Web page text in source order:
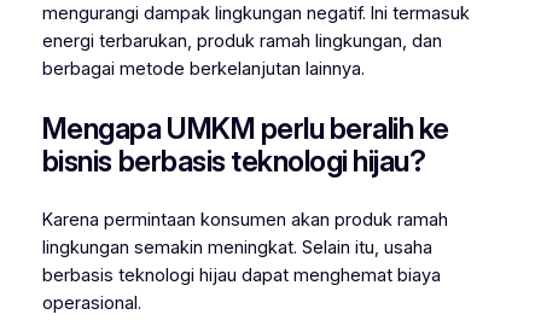
mengurangi dampak lingkungan negatif. Ini termasuk
energi terbarukan, produk ramah lingkungan, dan
berbagai metode berkelanjutan lainnya.
Mengapa UMKM perlu beralih ke
bisnis berbasis teknologi hijau?
Karena permintaan konsumen akan produk ramah
lingkungan semakin meningkat. Selain itu, usaha
berbasis teknologi hijau dapat menghemat biaya
operasional.